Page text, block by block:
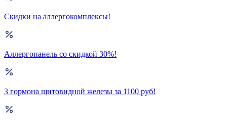
Скидки на аллергокомплексы!
Аллергопанель со скидкой 30%!
3 гормона щитовидной железы за 1100 руб!